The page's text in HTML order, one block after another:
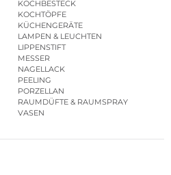
KOCHBESTECK
KOCHTÖPFE
KÜCHENGERÄTE
LAMPEN & LEUCHTEN
LIPPENSTIFT
MESSER
NAGELLACK
PEELING
PORZELLAN
RAUMDÜFTE & RAUMSPRAY
VASEN